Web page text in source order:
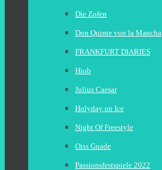
Die Zofen
Don Quinte von la Mancha
FRANKFURT DIARIES
Hiob
Julius Caesar
Holyday on Ice
Night Of Freestyle
Oiss Guade
Passionsfestspiele 2022